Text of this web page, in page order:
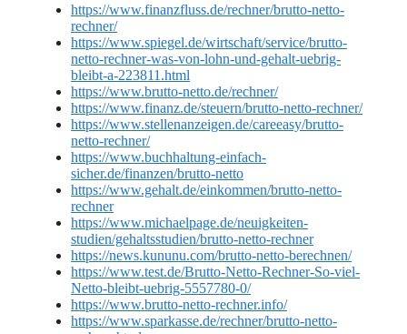
https://www.finanzfluss.de/rechner/brutto-netto-
rechner/
https://www.spiegel.de/wirtschaft/service/brutto-
netto-rechner-was-von-lohn-und-gehalt-uebrig-
bleibt-a-223811.html
https://www.brutto-netto.de/rechner/
https://www.finanz.de/steuern/brutto-netto-rechner/
https://www.stellenanzeigen.de/careeasy/brutto-
netto-rechner/
https://www.buchhaltung-einfach-
sicher.de/finanzen/brutto-netto
https://www.gehalt.de/einkommen/brutto-netto-
rechner
https://www.michaelpage.de/neuigkeiten-
studien/gehaltsstudien/brutto-netto-rechner
https://news.kununu.com/brutto-netto-berechnen/
https://www.test.de/Brutto-Netto-Rechner-So-viel-
Netto-bleibt-uebrig-5557780-0/
https://www.brutto-netto-rechner.info/
https://www.sparkasse.de/rechner/brutto-netto-